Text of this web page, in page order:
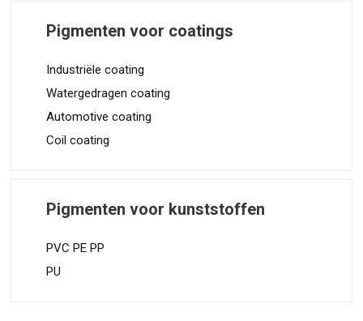
Pigmenten voor coatings
Industriële coating
Watergedragen coating
Automotive coating
Coil coating
Pigmenten voor kunststoffen
PVC PE PP
PU